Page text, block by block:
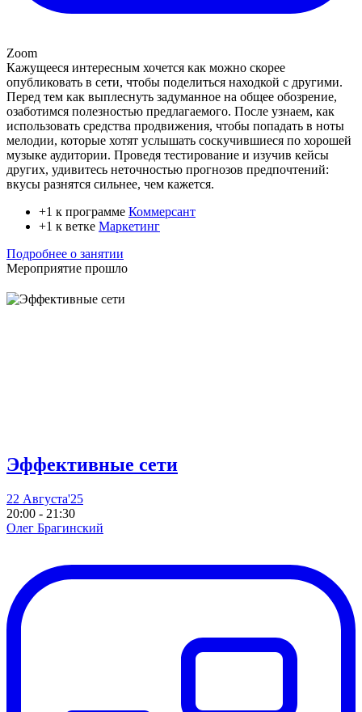
Zoom
Кажущееся интересным хочется как можно скорее
опубликовать в сети, чтобы поделиться находкой с другими.
Перед тем как выплеснуть задуманное на общее обозрение,
озаботимся полезностью предлагаемого. После узнаем, как
использовать средства продвижения, чтобы попадать в ноты
мелодии, которые хотят услышать соскучившиеся по хорошей
музыке аудитории. Проведя тестирование и изучив кейсы
других, удивитесь неточностью прогнозов предпочтений:
вкусы разнятся сильнее, чем кажется.
+1 к программе Коммерсант
+1 к ветке Маркетинг
Подробнее о занятии
Мероприятие прошло
Эффективные сети
22 Августа'25
20:00 - 21:30
Олег Брагинский